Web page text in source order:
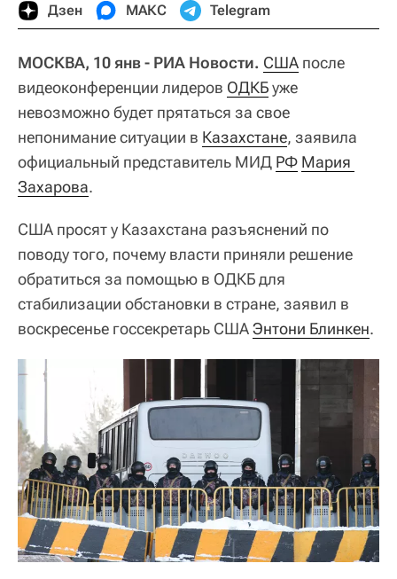
Дзен МАКС Telegram
МОСКВА, 10 янв - РИА Новости. США после
видеоконференции лидеров ОДКБуже
невозможно будет прятаться за свое
непонимание ситуации в Казахстане, заявила
официальный представитель МИД РФ Мария
Захарова.
США просят у Казахстана разъяснений по
поводу того, почему власти приняли решение
обратиться за помощью в ОДКБ для
стабилизации обстановки в стране, заявил в
воскресенье госсекретарь СШАЭнтони Блинкен.